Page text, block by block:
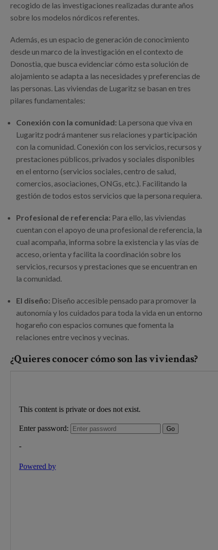
recogido de las investigaciones realizadas durante años
sobre los modelos nórdicos referentes.
Además, es un espacio de generación de conocimiento
desde un marco de la investigación en el contexto de
Donostia, que busca evidenciar cómo esta solución de
alojamiento se adapta a las necesidades y preferencias de
las personas. Las viviendas de Lugaritz se basan en tres
pilares fundamentales:
Conexión con la comunidad: La persona que viva en
Lugaritz podrá mantener sus relaciones y participación
con la comunidad. Conexión con los servicios, recursos y
prestaciones públicos, privados y sociales disponibles
en el entorno (servicios sociales, centro de salud,
comercios, asociaciones, ONGs, etc.). Facilitando la
gestión de todos estos servicios que la persona requiera.
Profesional de referencia: Para ello, las viviendas
cuentan con el apoyo de una profesional de referencia, la
cual acompaña, informa sobre la existencia y las vías de
acceso, orienta y facilita la coordinación sobre los
servicios, recursos y prestaciones que se encuentran en
la comunidad.
El diseño: Diseño accesible pensado para promover la
autonomía y los cuidados para toda la vida en un entorno
hogareño con espacios comunes que fomenta la
relaciones entre vecinos y vecinas.
¿Quieres conocer cómo son las viviendas?